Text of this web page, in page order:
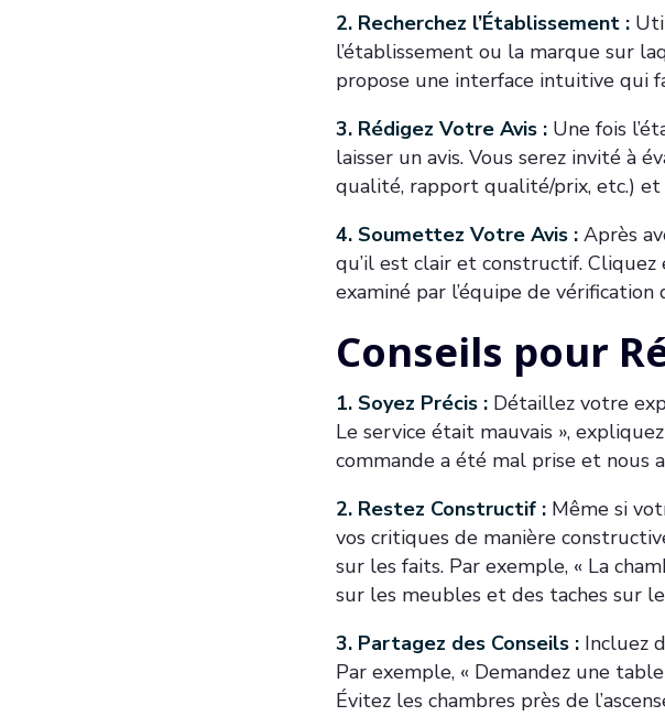
2. Recherchez l’Établissement :
l’établissement ou la marque sur
propose une interface intuitive qui
3. Rédigez Votre Avis : Une fois
laisser un avis. Vous serez invité à
qualité, rapport qualité/prix, etc.)
4. Soumettez Votre Avis : Après
qu’il est clair et constructif.
examiné par l’équipe de
Conseils pour
1. Soyez Précis : Détaillez votre
Le service était mauvais »,
commande a été mal prise et nous
2. Restez Constructif : Même si
vos critiques de manière
sur les faits. Par exemple, « La
sur les meubles et des taches sur
3. Partagez des Conseils : Incluez
Par exemple, « Demandez une
Évitez les chambres près de